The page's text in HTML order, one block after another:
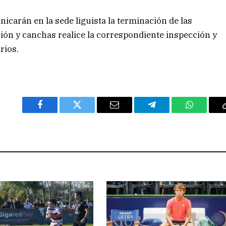
en la sede liguista la terminación de las
y canchas realice la correspondiente inspección y
Facebook Twitter Email Telegram